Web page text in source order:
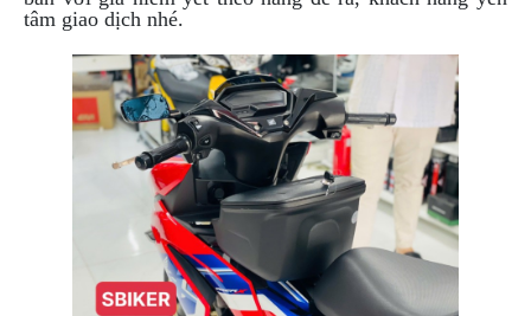
tâm giao dịch nhé.